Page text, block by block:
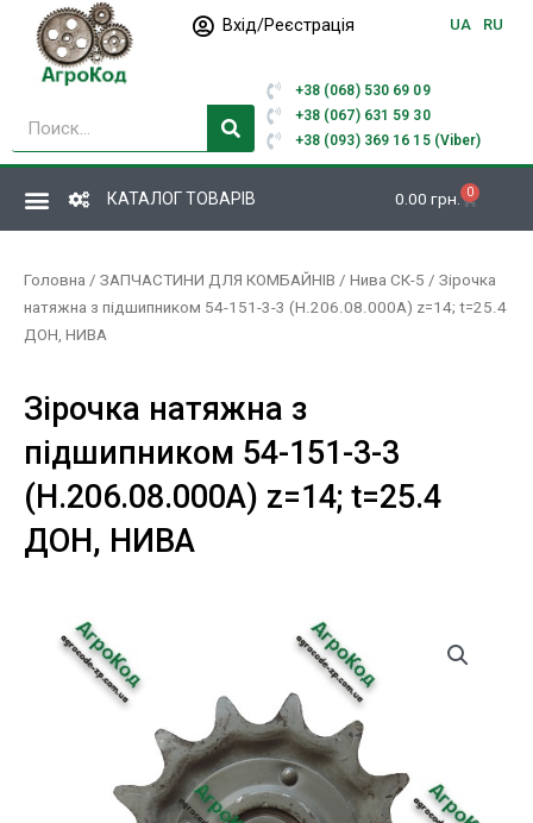
Перейти
вмісту
Вхід/Реєстрація UA RU
Пошук
+38 (068) 530 69 09
+38 (067) 631 59 30
+38 (093) 369 16 15 (Viber)
КАТАЛОГ ТОВАРІВ 0.00 грн. 0
Кошик
Головна / ЗАПЧАСТИНИ ДЛЯ КОМБАЙНІВ / Нива СК-5 / Зірочка
натяжна з підшипником 54-151-3-3 (Н.206.08.000А) z=14; t=25.4
ДОН, НИВА
Зірочка натяжна з
підшипником 54-151-3-3
(Н.206.08.000А) z=14; t=25.4
ДОН, НИВА